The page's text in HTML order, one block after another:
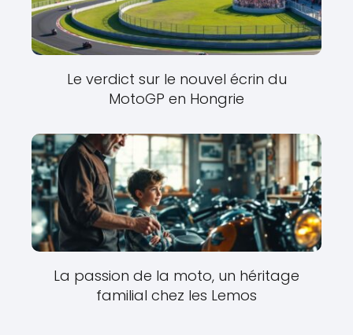
Le verdict sur le nouvel écrin du
MotoGP en Hongrie
La passion de la moto, un héritage
familial chez les Lemos